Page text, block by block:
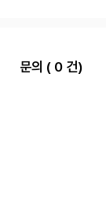
문의 ( 0 건)